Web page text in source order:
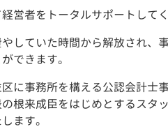
営者をトータルサポートしてく
していた時間から解放され、
できます。
に事務所を構える公認会計士事
根来成臣をはじめとするスタ
ます。